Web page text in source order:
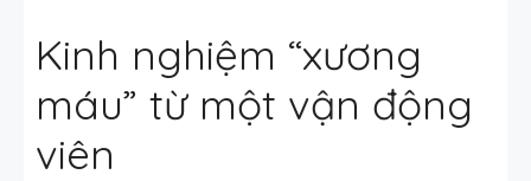
Kinh nghiệm “xương
máu” từ một vận động
viên